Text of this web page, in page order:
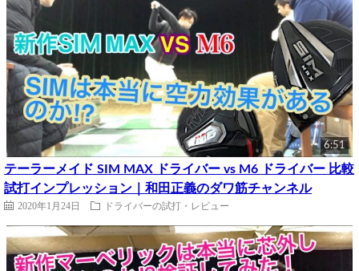
6:51
テーラーメイド SIM MAX ドライバー vs M6 ドライバー 比較
試打インプレッション｜和田正義のダワ筋チャンネル
2020年1月24日 ドライバーの試打・レビュー